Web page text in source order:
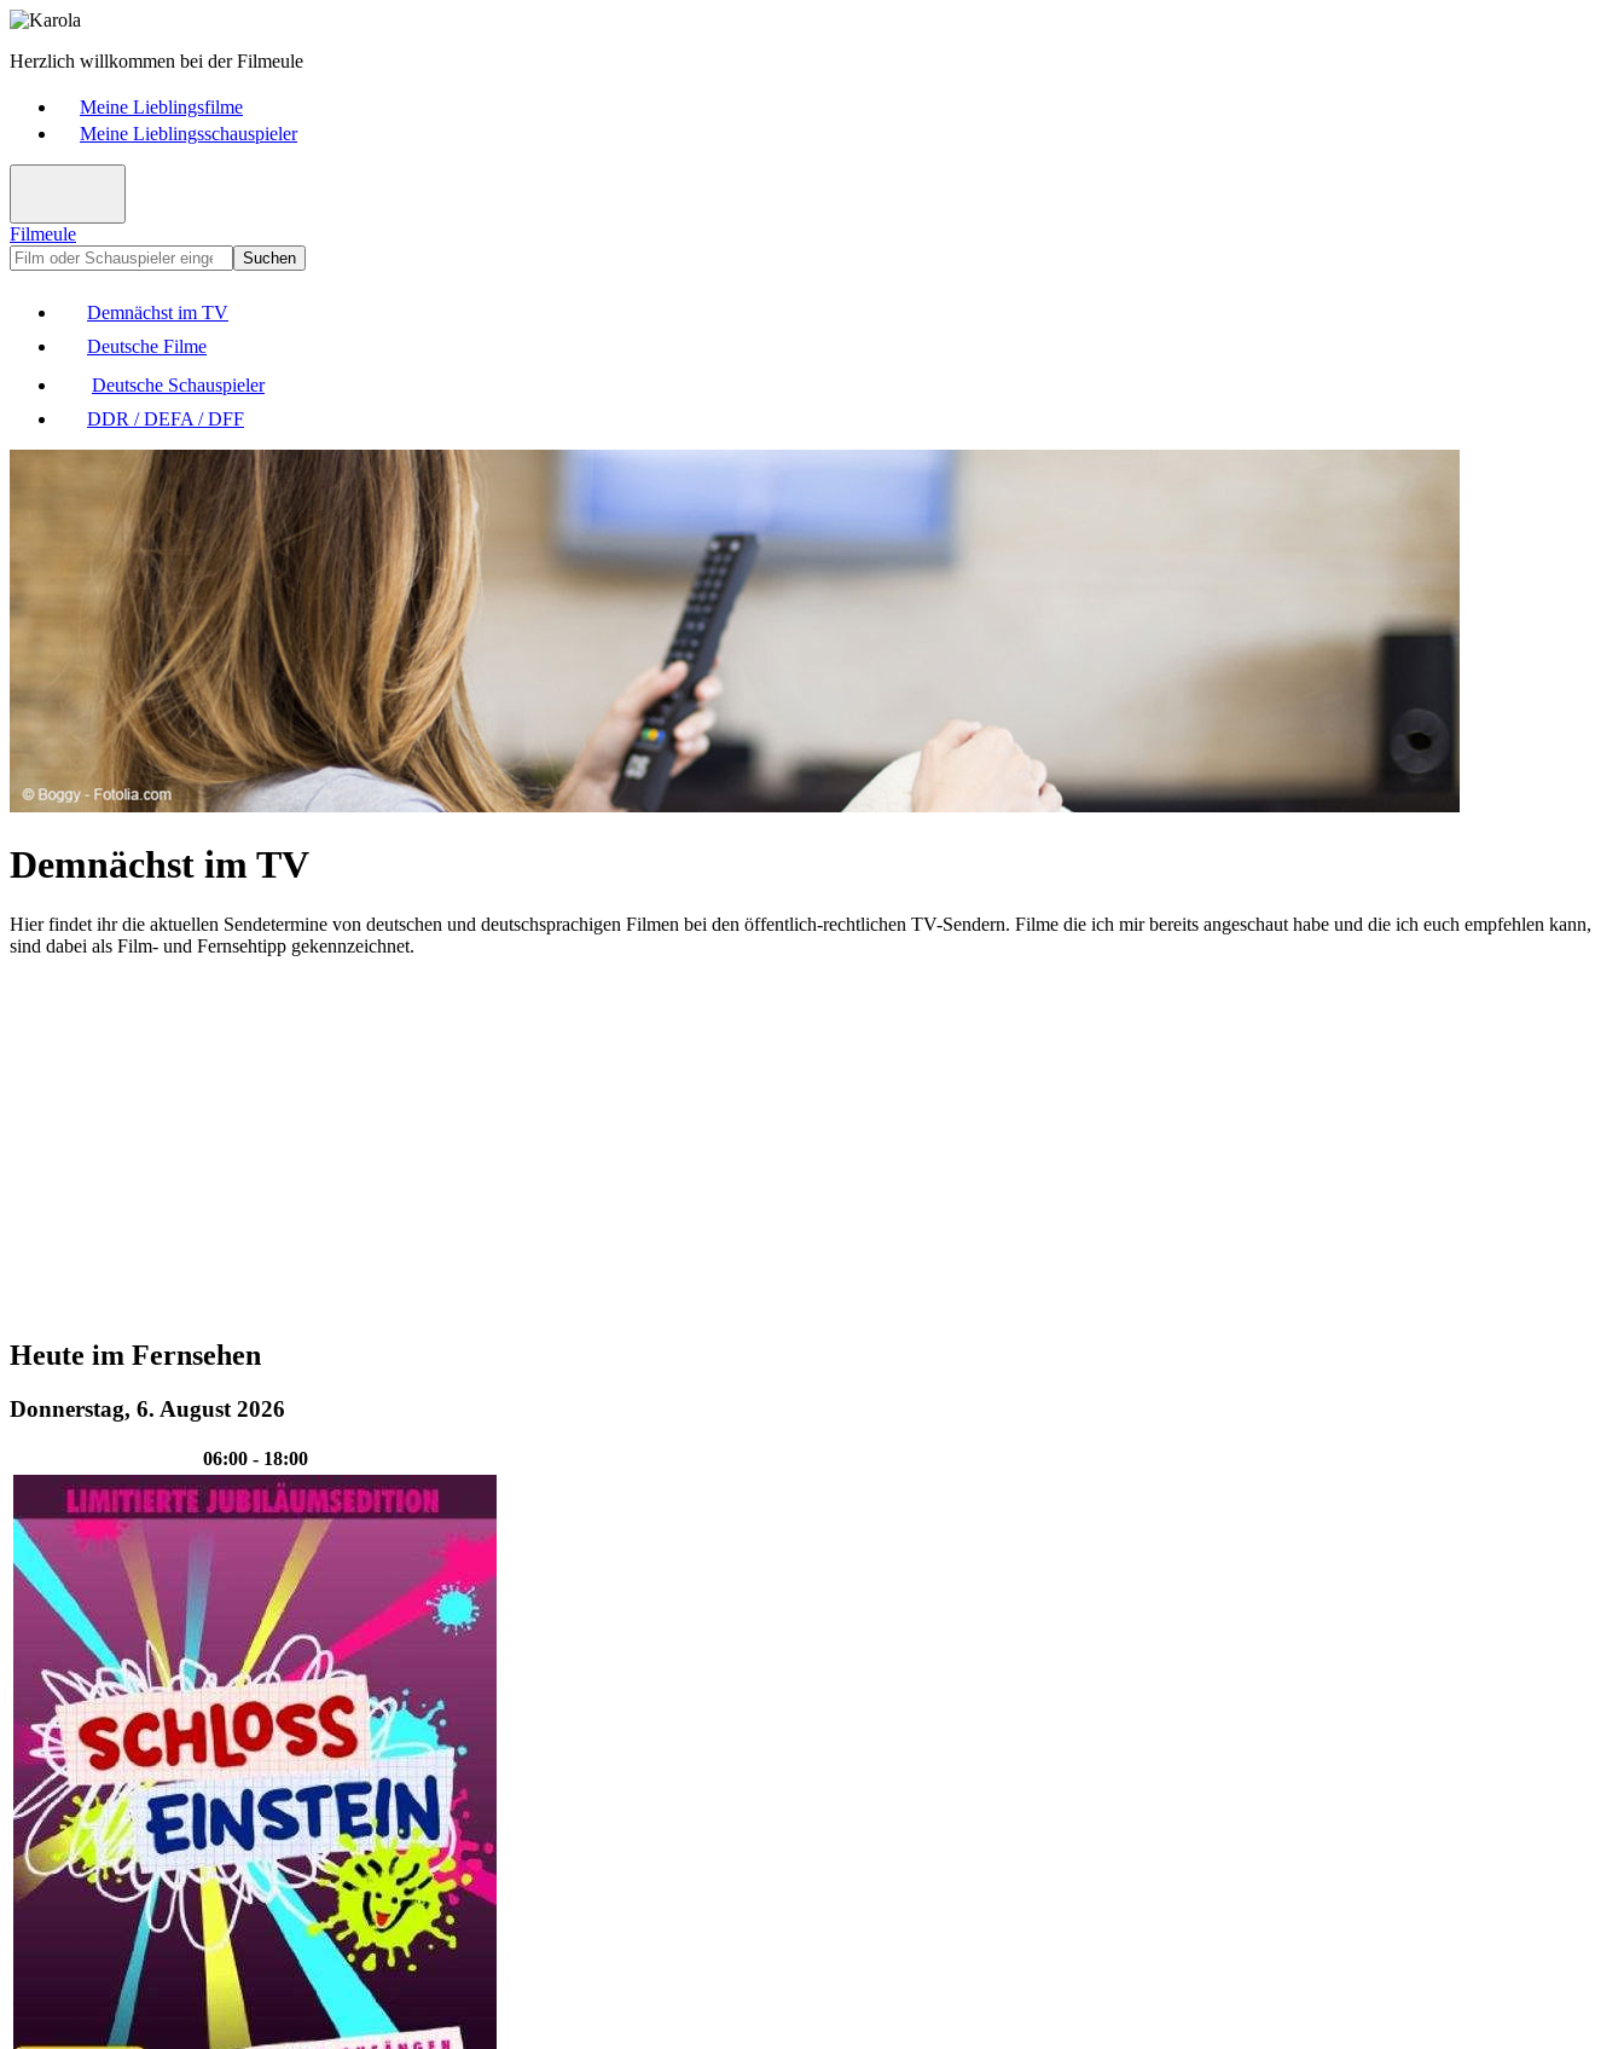
Herzlich willkommen bei der Filmeule
Meine Lieblingsfilme
Meine Lieblingsschauspieler
Filmeule
Suchen
Demnächst im TV
Deutsche Filme
Deutsche Schauspieler
DDR / DEFA / DFF
Demnächst im TV
Hier findet ihr die aktuellen Sendetermine von deutschen und deutschsprachigen Filmen bei den öffentlich-rechtlichen TV-Sendern. Filme die ich mir bereits angeschaut habe und die ich euch empfehlen kann,
sind dabei als Film- und Fernsehtipp gekennzeichnet.
Heute im Fernsehen
Donnerstag, 6. August 2026
06:00 - 18:00